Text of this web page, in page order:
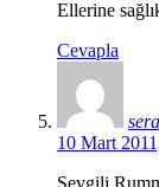
Ellerine
Cevapla
10 Mart
Sevgili